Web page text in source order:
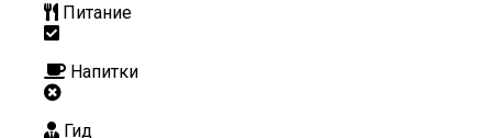
Питание
Напитки
Гид